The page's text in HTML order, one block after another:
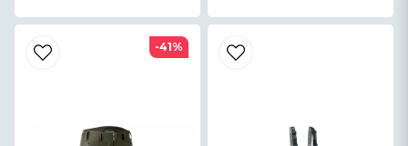
-41%